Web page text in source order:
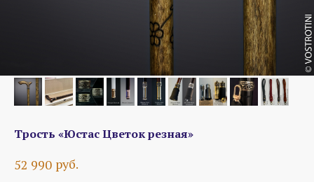
Трость «Юстас Цветок резная»
52 990 руб.